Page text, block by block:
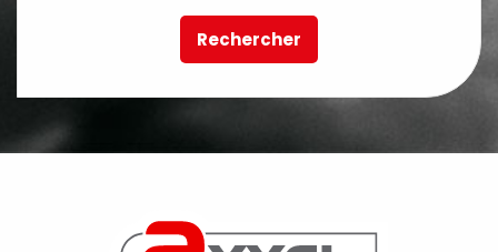
Rechercher